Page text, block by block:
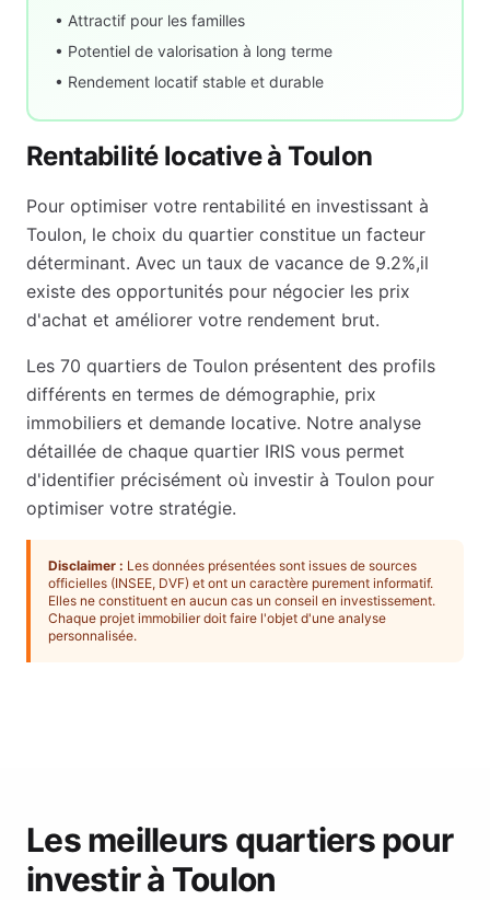
• Attractif pour les familles
• Potentiel de valorisation à long terme
• Rendement locatif stable et durable
Rentabilité locative àToulon
Pour optimiser votre rentabilité en investissant à
Toulon, le choix du quartier constitue un facteur
déterminant. Avec un taux de vacance de 9.2%,il
existe des opportunités pour négocier les prix
d'achat et améliorer votre rendement brut.
Les 70 quartiers de Toulon présentent des profils
différents en termes de démographie, prix
immobiliers et demande locative. Notre analyse
détaillée de chaque quartier IRIS vous permet
d'identifier précisément où investir à Toulon pour
optimiser votre stratégie.
Disclaimer : Les données présentées sont issues de sources
officielles (INSEE, DVF) et ont un caractère purement informatif.
Elles ne constituent en aucun cas un conseil en investissement.
Chaque projet immobilier doit faire l'objet d'une analyse
personnalisée.
Les meilleurs quartiers pour
investir à Toulon